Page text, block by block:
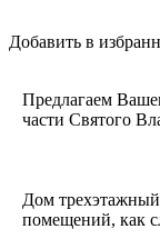
Добавить в
Предлагаем
части Святого
Дом
помещений, как